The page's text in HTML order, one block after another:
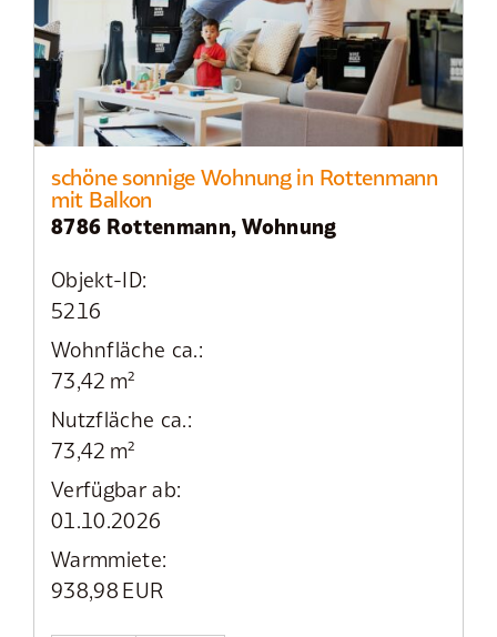
schöne sonnige Wohnung in Rottenmann
mit Balkon
8786 Rottenmann, Wohnung
Objekt-ID:
5216
Wohnfläche ca.:
73,42 m²
Nutzfläche ca.:
73,42 m²
Verfügbar ab:
01.10.2026
Warmmiete:
938,98 EUR